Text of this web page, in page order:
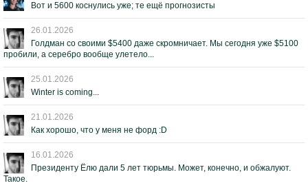
Вот и 5600 коснулись уже; те ещё прогнозисты
26.01.2026
Голдман со своими $5400 даже скромничает. Мы сегодня уже $5100
пробили, а серебро вообще улетело...
25.01.2026
Winter is coming...
21.01.2026
Как хорошо, что у меня не форд :D
16.01.2026
Президенту Ёлю дали 5 лет тюрьмы. Может, конечно, и обжалуют.
Такое.